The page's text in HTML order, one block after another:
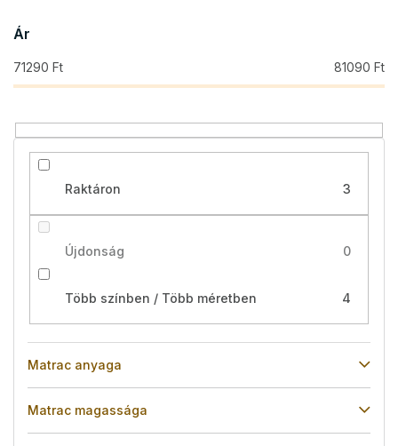
e
n
d
e
é
s
Ár
71290 Ft 81090 Ft
Raktáron 3
Újdonság 0
Több színben / Több méretben 4
Matrac anyaga
Matrac magassága